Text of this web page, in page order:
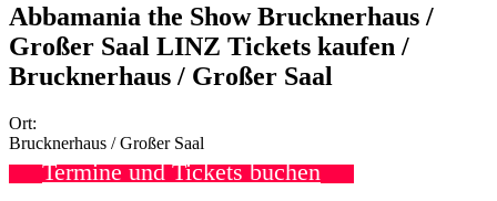
Abbamania the Show Brucknerhaus /
Großer Saal LINZ Tickets kaufen /
Brucknerhaus / Großer Saal
Ort:
Brucknerhaus / Großer Saal
Termine und Tickets buchen